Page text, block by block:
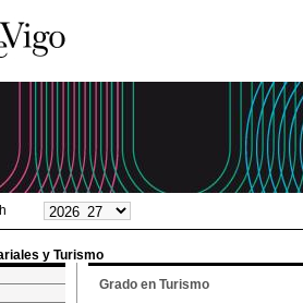
y Turismo
Grado en Turismo